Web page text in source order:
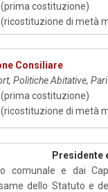
(prima costituzione)
(ricostituzione di metà
Consiliare
Politiche Abitative,
(prima costituzione)
(ricostituzione di metà
Presidente
comunale e dai
dello Statuto e